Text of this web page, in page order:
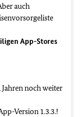
auch
App-Stores
Jahren noch weiter
Version 1.3.3.!